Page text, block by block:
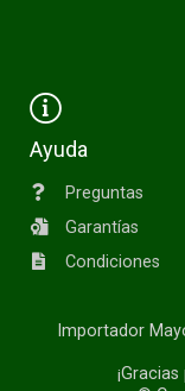
Ayuda
Preguntas
Garantías
Condiciones
Importador